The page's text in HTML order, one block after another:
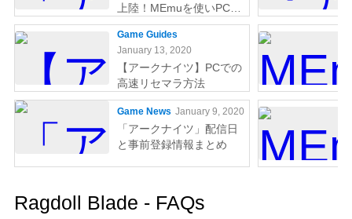
上陸！MEmuを使いPCで
やりましょう
Game Guides
January 13, 2020
【アークナイツ】PCでの
高速リセマラ方法
Game News January 9, 2020
「アークナイツ」配信日
と事前登録情報まとめ
Ragdoll Blade - FAQs